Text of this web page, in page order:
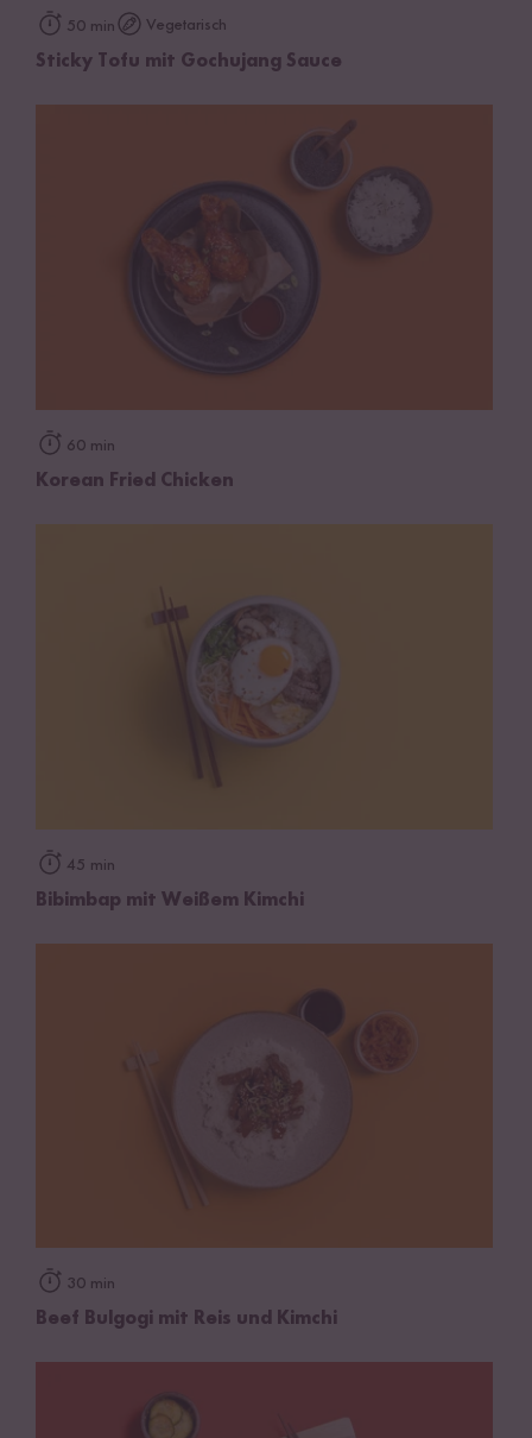
50 min Vegetarisch
Sticky Tofu mit Gochujang Sauce
60 min
Korean Fried Chicken
45 min
Bibimbap mit Weißem Kimchi
30 min
Beef Bulgogi mit Reis und Kimchi